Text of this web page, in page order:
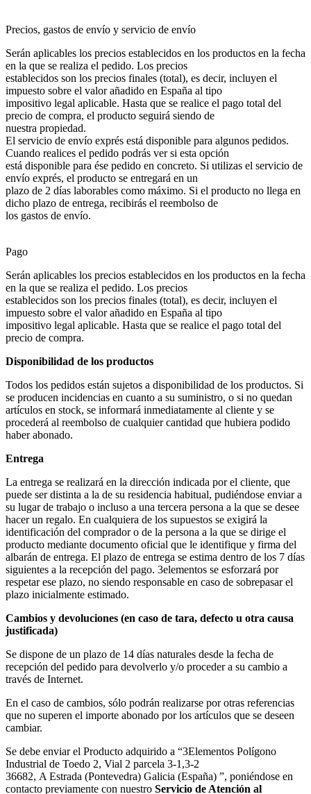
Precios, gastos de envío y servicio de envío
Serán aplicables los precios establecidos en los productos en la fecha
en la que se realiza el pedido. Los precios
establecidos son los precios finales (total), es decir, incluyen el
impuesto sobre el valor añadido en España al tipo
impositivo legal aplicable. Hasta que se realice el pago total del
precio de compra, el producto seguirá siendo de
nuestra propiedad.
El servicio de envío exprés está disponible para algunos pedidos.
Cuando realices el pedido podrás ver si esta opción
está disponible para ése pedido en concreto. Si utilizas el servicio de
envío exprés, el producto se entregará en un
plazo de 2 días laborables como máximo. Si el producto no llega en
dicho plazo de entrega, recibirás el reembolso de
los gastos de envío.
Pago
Serán aplicables los precios establecidos en los productos en la fecha
en la que se realiza el pedido. Los precios
establecidos son los precios finales (total), es decir, incluyen el
impuesto sobre el valor añadido en España al tipo
impositivo legal aplicable. Hasta que se realice el pago total del
precio de compra.
Disponibilidad de los productos
Todos los pedidos están sujetos a disponibilidad de los productos. Si
se producen incidencias en cuanto a su suministro, o si no quedan
artículos en stock, se informará inmediatamente al cliente y se
procederá al reembolso de cualquier cantidad que hubiera podido
haber abonado.
Entrega
La entrega se realizará en la dirección indicada por el cliente, que
puede ser distinta a la de su residencia habitual, pudiéndose enviar a
su lugar de trabajo o incluso a una tercera persona a la que se desee
hacer un regalo. En cualquiera de los supuestos se exigirá la
identificación del comprador o de la persona a la que se dirige el
producto mediante documento oficial que le identifique y firma del
albarán de entrega. El plazo de entrega se estima dentro de los 7 días
siguientes a la recepción del pago. 3elementos se esforzará por
respetar ese plazo, no siendo responsable en caso de sobrepasar el
plazo inicialmente estimado.
Cambios y devoluciones (en caso de tara, defecto u otra causa
justificada)
Se dispone de un plazo de 14 días naturales desde la fecha de
recepción del pedido para devolverlo y/o proceder a su cambio a
través de Internet.
En el caso de cambios, sólo podrán realizarse por otras referencias
que no superen el importe abonado por los artículos que se deseen
cambiar.
Se debe enviar el Producto adquirido a “3Elementos Polígono
Industrial de Toedo 2, Vial 2 parcela 3-1,3-2
36682, A Estrada (Pontevedra) Galicia (España) ”, poniéndose en
contacto previamente con nuestro Servicio de Atención al